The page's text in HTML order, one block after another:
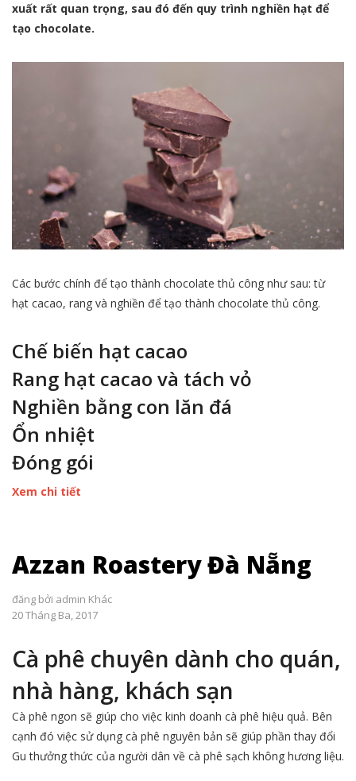
xuất rất quan trọng, sau đó đến quy trình nghiền hạt để
tạo chocolate.
Các bước chính để tạo thành chocolate thủ công như sau: từ
hạt cacao, rang và nghiền để tạo thành chocolate thủ công.
Chế biến hạt cacao
Rang hạt cacao và tách vỏ
Nghiền bằng con lăn đá
Ổn nhiệt
Đóng gói
Xem chi tiết
Azzan Roastery Đà Nẵng
đăng bởi admin Khác
20 Tháng Ba, 2017
Cà phê chuyên dành cho quán,
nhà hàng, khách sạn
Cà phê ngon sẽ giúp cho việc kinh doanh cà phê hiệu quả. Bên
cạnh đó việc sử dụng cà phê nguyên bản sẽ giúp phần thay đổi
Gu thưởng thức của người dân về cà phê sạch không hương liệu.